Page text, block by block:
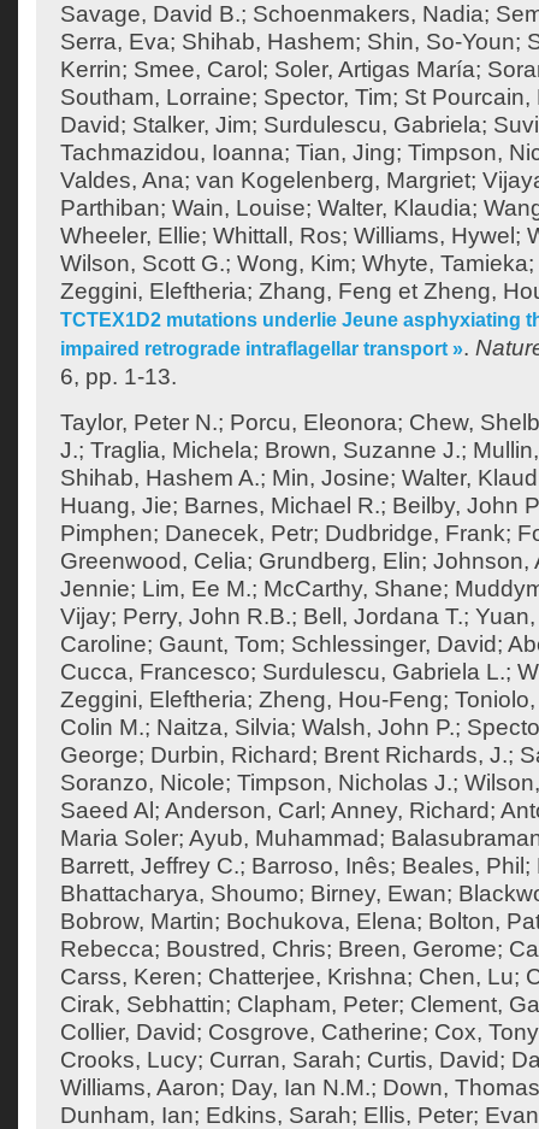
Savage, David B.; Schoenmakers, Nadia;
Serra, Eva; Shihab, Hashem; Shin, So-Youn;
Kerrin; Smee, Carol ; Soler, Artigas María;
Southam, Lorraine; Spector, Tim; St Pourcain,
David; Stalker, Jim; Surdulescu, Gabriela;
Tachmazidou, Ioanna; Tian, Jing; Timpson,
Valdes, Ana; van Kogelenberg, Margriet;
Parthiban; Wain, Louise; Walter, Klaudia;
Wheeler, Ellie; Whittall, Ros; Williams, Hywel ;
Wilson, Scott G.; Wong, Kim; Whyte, Tamieka;
Zeggini, Eleftheria; Zhang, Feng et Zheng,
TCTEX1D2 mutations underlie Jeune asphyxiating
impaired retrograde intraflagellar transport ».
6, pp. 1-13.
Taylor, Peter N.; Porcu, Eleonora; Chew,
J.; Traglia, Michela; Brown, Suzanne J.;
Shihab, Hashem A.; Min, Josine; Walter,
Huang, Jie; Barnes, Michael R.; Beilby, John
Pimphen; Danecek, Petr; Dudbridge, Frank;
Greenwood, Celia; Grundberg, Elin; Johnson,
Jennie; Lim, Ee M.; McCarthy, Shane;
Vijay; Perry, John R.B.; Bell, Jordana T.;
Caroline; Gaunt, Tom; Schlessinger, David;
Cucca, Francesco; Surdulescu, Gabriela L.;
Zeggini, Eleftheria; Zheng, Hou-Feng;
Colin M.; Naitza, Silvia; Walsh, John P.;
George; Durbin, Richard; Brent Richards, J.;
Soranzo, Nicole; Timpson, Nicholas J.;
Saeed Al ; Anderson, Carl ; Anney, Richard;
Maria Soler; Ayub, Muhammad;
Barrett, Jeffrey C.; Barroso, Inês; Beales, Phil ;
Bhattacharya, Shoumo; Birney, Ewan;
Bobrow, Martin; Bochukova, Elena; Bolton,
Rebecca; Boustred, Chris; Breen, Gerome;
Carss, Keren; Chatterjee, Krishna; Chen, Lu;
Cirak, Sebhattin; Clapham, Peter; Clement,
Collier, David; Cosgrove, Catherine; Cox, Tony
Crooks, Lucy; Curran, Sarah; Curtis, David;
Williams, Aaron; Day, Ian N.M.; Down, Thomas
Dunham, Ian; Edkins, Sarah; Ellis, Peter;